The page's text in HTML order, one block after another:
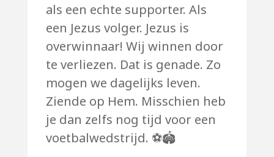
als een echte supporter. Als
een Jezus volger. Jezus is
overwinnaar! Wij winnen door
te verliezen. Dat is genade. Zo
mogen we dagelijks leven.
Ziende op Hem. Misschien heb
je dan zelfs nog tijd voor een
voetbalwedstrijd. ⚽️🏟️